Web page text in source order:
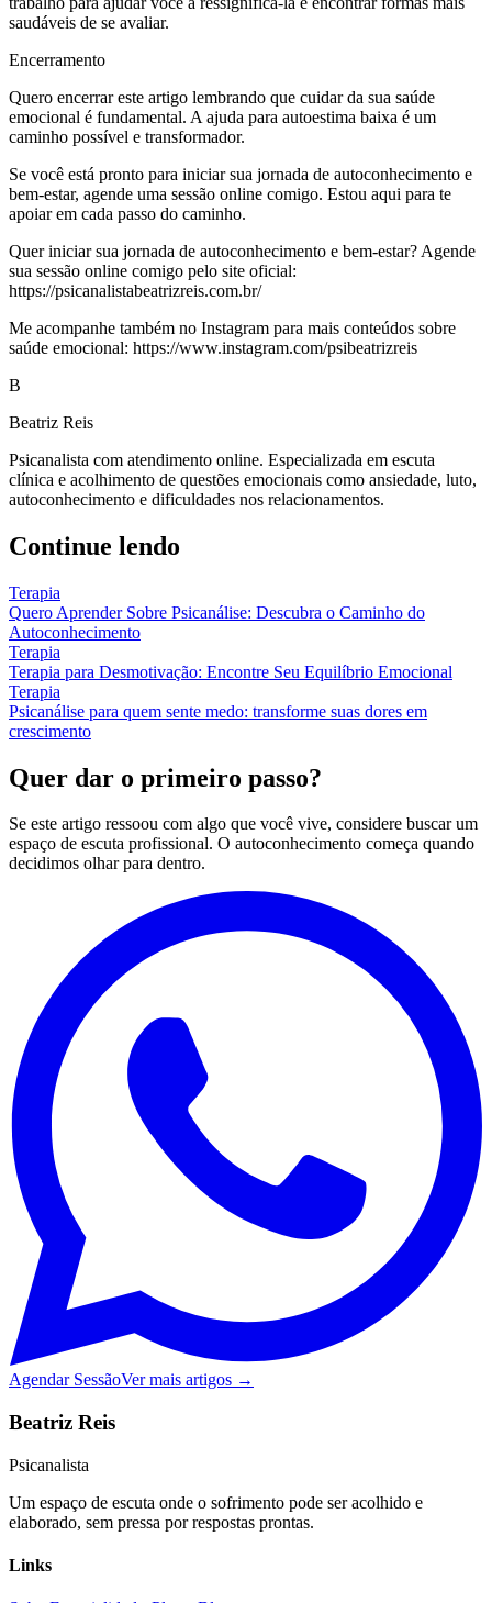
saudáveis de se avaliar.
Encerramento
Quero encerrar este artigo lembrando que cuidar da sua saúde
emocional é fundamental. A ajuda para autoestima baixa é um
caminho possível e transformador.
Se você está pronto para iniciar sua jornada de autoconhecimento e
bem-estar, agende uma sessão online comigo. Estou aqui para te
apoiar em cada passo do caminho.
Quer iniciar sua jornada de autoconhecimento e bem-estar? Agende
sua sessão online comigo pelo site oficial:
https://psicanalistabeatrizreis.com.br/
Me acompanhe também no Instagram para mais conteúdos sobre
saúde emocional: https://www.instagram.com/psibeatrizreis
B
Beatriz Reis
Psicanalista com atendimento online. Especializada em escuta
clínica e acolhimento de questões emocionais como ansiedade, luto,
autoconhecimento e dificuldades nos relacionamentos.
Continue lendo
Terapia
Quero Aprender Sobre Psicanálise: Descubra o Caminho do
Autoconhecimento
Terapia
Terapia para Desmotivação: Encontre Seu Equilíbrio Emocional
Terapia
Psicanálise para quem sente medo: transforme suas dores em
crescimento
Quer dar o primeiro passo?
Se este artigo ressoou com algo que você vive, considere buscar um
espaço de escuta profissional. O autoconhecimento começa quando
decidimos olhar para dentro.
Agendar SessãoVer mais artigos →
Beatriz Reis
Psicanalista
Um espaço de escuta onde o sofrimento pode ser acolhido e
elaborado, sem pressa por respostas prontas.
Links